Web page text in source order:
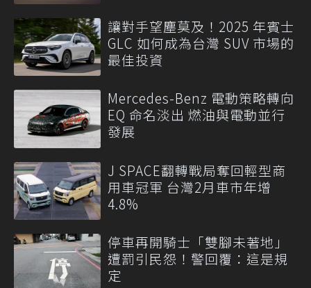
讓對手望塵莫及！2025 年賓士
GLC 如何成為台灣 SUV 市場的
最佳投資
Mercedes-Benz 電動策略轉向
EQ 命名淡出 燃油與電動並行
發展
J SPACE翻轉戰局奪回輕型商
用車冠軍 台灣2月車市年增
4.8%
停車再開騎士「雙腳未著地」
遭罰引民怨！警回覆：這是規
定